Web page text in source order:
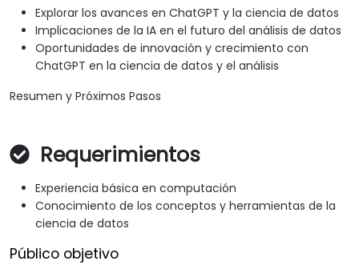
Explorar los avances en ChatGPT y la ciencia de datos
Implicaciones de la IA en el futuro del análisis de datos
Oportunidades de innovación y crecimiento con
ChatGPT en la ciencia de datos y el análisis
Resumen y Próximos Pasos
Requerimientos
Experiencia básica en computación
Conocimiento de los conceptos y herramientas de la
ciencia de datos
Público objetivo